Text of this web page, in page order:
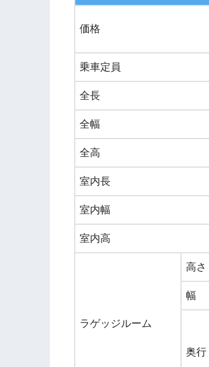
価格
乗車定員
全長
全幅
全高
室内長
室内幅
室内高
ラゲッジルーム
高さ
幅
奥行